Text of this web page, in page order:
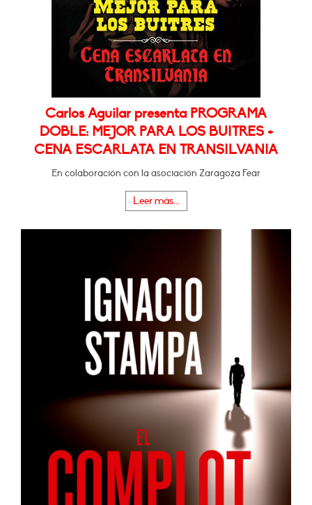
Carlos Aguilar presenta PROGRAMA
DOBLE: MEJOR PARA LOS BUITRES +
CENA ESCARLATA EN TRANSILVANIA
En colaboración con la asociación Zaragoza Fear
Leer más...